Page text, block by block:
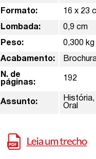
Formato: 16 x 23
Lombada: 0,9 cm
Peso: 0,300 kg
Acabamento:
N. de
páginas:
192
Assunto:
Oral